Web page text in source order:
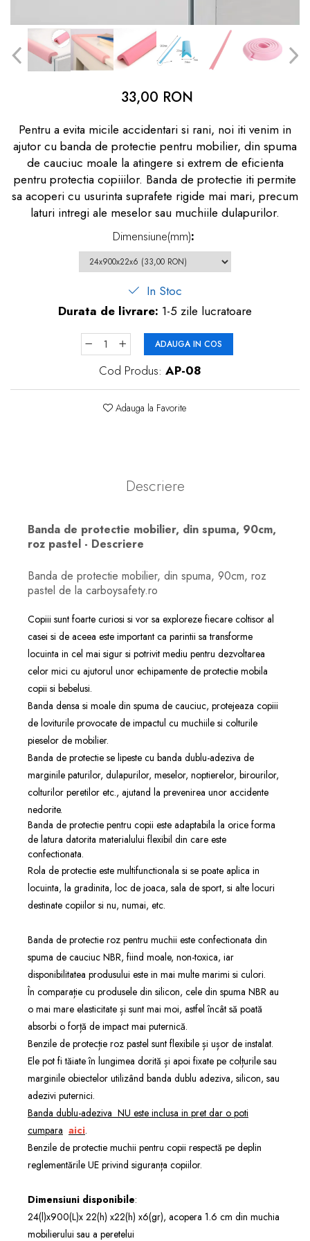
Produse îngrijire copii
Igiena copii
33,00 RON
Pentru a evita micile accidentari si rani, noi iti venim in
ajutor cu banda de protectie pentru mobilier, din spuma
de cauciuc moale la atingere si extrem de eficienta
pentru protectia copiiilor. Banda de protectie iti permite
sa acoperi cu usurinta suprafete rigide mai mari, precum
laturi intregi ale meselor sau muchiile dulapurilor.
Dimensiune(mm):
In Stoc
Durata de livrare: 1-5 zile lucratoare
ADAUGA IN COS
Cod Produs: AP-08
Adauga la Favorite
Descriere
Banda de protectie mobilier, din spuma, 90cm,
roz pastel - Descriere
Banda de protectie mobilier, din spuma, 90cm, roz
pastel de la carboysafety.ro
Copiii sunt foarte curiosi si vor sa exploreze fiecare coltisor al
casei si de aceea este important ca parintii sa transforme
locuinta in cel mai sigur si potrivit mediu pentru dezvoltarea
celor mici cu ajutorul unor echipamente de protectie mobila
copii si bebelusi.
Banda densa si moale din spuma de cauciuc, protejeaza copiii
de loviturile provocate de impactul cu muchiile si colturile
pieselor de mobilier.
Banda de protectie se lipeste cu banda dublu-adeziva de
marginile paturilor, dulapurilor, meselor, noptierelor, birourilor,
colturilor peretilor etc., ajutand la prevenirea unor accidente
nedorite.
Banda de protectie pentru copii este adaptabila la orice forma
de latura datorita materialului flexibil din care este
confectionata.
Rola de protectie este multifunctionala si se poate aplica in
locuinta, la gradinita, loc de joaca, sala de sport, si alte locuri
destinate copiilor si nu, numai, etc.
Banda de protectie roz pentru muchii este confectionata din
spuma de cauciuc NBR, fiind moale, non-toxica, iar
disponibilitatea produsului este in mai multe marimi si culori.
În comparație cu produsele din silicon, cele din spuma NBR au
o mai mare elasticitate și sunt mai moi, astfel încât să poată
absorbi o forță de impact mai puternică.
Benzile de protecție roz pastel sunt flexibile și ușor de instalat.
Ele pot fi tăiate în lungimea dorită și apoi fixate pe colțurile sau
marginile obiectelor utilizând banda dublu adeziva, silicon, sau
adezivi puternici.
Banda dublu-adeziva NU este inclusa in pret dar o poti
cumpara aici.
Benzile de protectie muchii pentru copii respectă pe deplin
reglementările UE privind siguranța copiilor.
Dimensiuni disponibile:
24(l)x900(L)x 22(h) x22(h) x6(gr), acopera 1.6 cm din muchia
mobilierului sau a peretelui